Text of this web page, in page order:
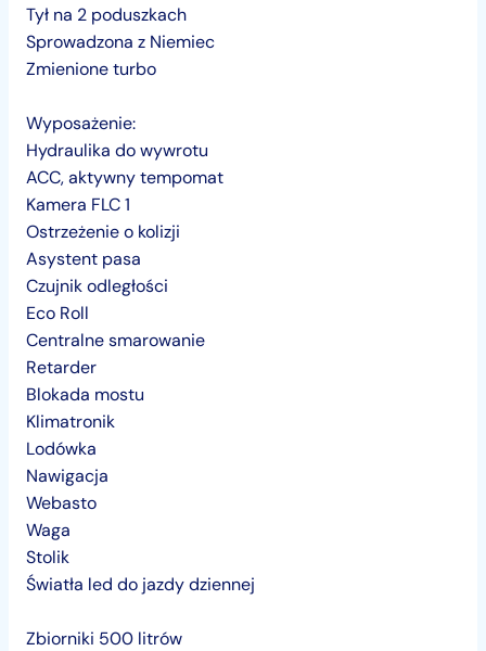
Tył na 2 poduszkach
Sprowadzona z Niemiec
Zmienione turbo
Wyposażenie:
Hydraulika do wywrotu
ACC, aktywny tempomat
Kamera FLC 1
Ostrzeżenie o kolizji
Asystent pasa
Czujnik odległości
Eco Roll
Centralne smarowanie
Retarder
Blokada mostu
Klimatronik
Lodówka
Nawigacja
Webasto
Waga
Stolik
Światła led do jazdy dziennej
Zbiorniki 500 litrów